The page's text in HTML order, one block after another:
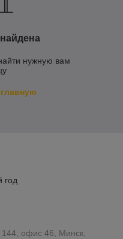
нужную вам
год
144, офис 46, Минск,